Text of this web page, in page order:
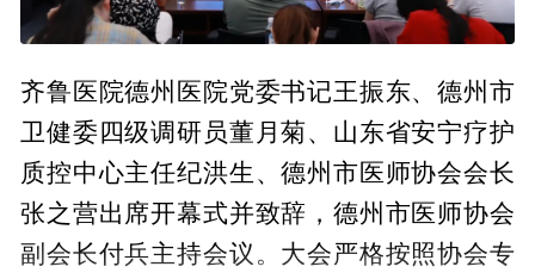
齐鲁医院德州医院党委书记王振东、德州市
卫健委四级调研员董月菊、山东省安宁疗护
质控中心主任纪洪生、德州市医师协会会长
张之营出席开幕式并致辞，德州市医师协会
副会长付兵主持会议。大会严格按照协会专